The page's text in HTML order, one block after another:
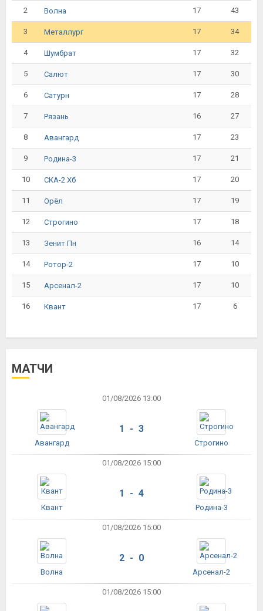
2 Волна 17 43
3 Металлург 17 34
4 Шумбрат 17 32
5 Салют 17 30
6 Сатурн 17 28
7 Рязань 16 27
8 Авангард 17 23
9 Родина-3 17 21
10 СКА-2 Хб 17 20
11 Орёл 17 19
12 Строгино 17 18
13 Зенит Пн 16 14
14 Ротор-2 17 10
15 Арсенал-2 17 10
16 Квант 17 6
МАТЧИ
01/08/2026 13:00
Авангард
1 - 3
Строгино
01/08/2026 15:00
Квант
1 - 4
Родина-3
01/08/2026 15:00
Волна
2 - 0
Арсенал-2
01/08/2026 15:00